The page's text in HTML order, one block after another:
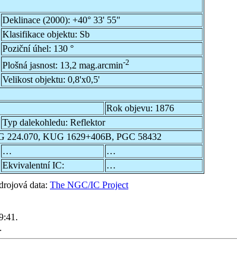
Deklinace (2000): +40° 33' 55"
Klasifikace objektu: Sb
Poziční úhel: 130 °
Plošná jasnost: 13,2 mag.arcmin-2
Velikost objektu: 0,8'x0,5'
Rok objevu: 1876
Typ dalekohledu: Reflektor
224.070, KUG 1629+406B, PGC 58432
…
…
Ekvivalentní IC:
…
data: The NGC/IC Project